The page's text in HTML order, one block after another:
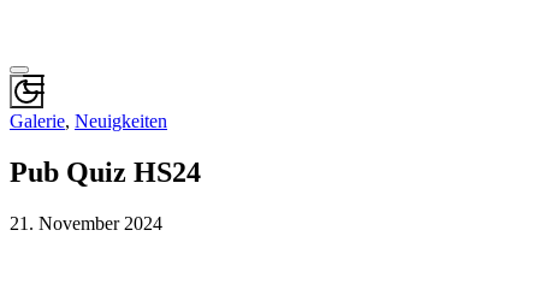
Galerie, Neuigkeiten
Pub Quiz HS24
21. November 2024